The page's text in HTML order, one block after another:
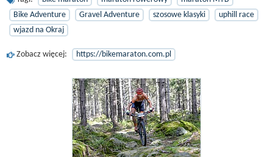
Bike Adventure
Gravel Adventure szosowe klasyki
uphill race
wjazd na Okraj
Zobacz więcej: https://bikemaraton.com.pl